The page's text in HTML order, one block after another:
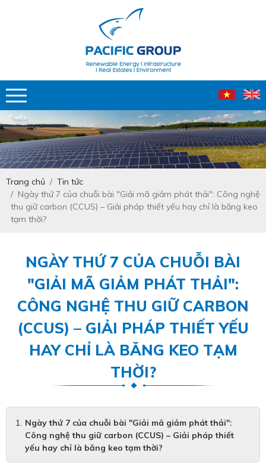
Trang chủ
Tin tức
Ngày thứ 7 của chuỗi bài "Giải mã giảm phát thải": Công nghệ
thu giữ carbon (CCUS) – Giải pháp thiết yếu hay chỉ là băng keo
tạm thời?
NGÀY THỨ 7 CỦA CHUỖI BÀI
"GIẢI MÃ GIẢM PHÁT THẢI":
CÔNG NGHỆ THU GIỮ CARBON
(CCUS) – GIẢI PHÁP THIẾT YẾU
HAY CHỈ LÀ BĂNG KEO TẠM
THỜI?
Ngày thứ 7 của chuỗi bài "Giải mã giảm phát thải":
Công nghệ thu giữ carbon (CCUS) – Giải pháp thiết
yếu hay chỉ là băng keo tạm thời?